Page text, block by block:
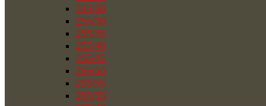
245/50
255/30
255/35
255/40
255/45
255/50
255/55
265/35